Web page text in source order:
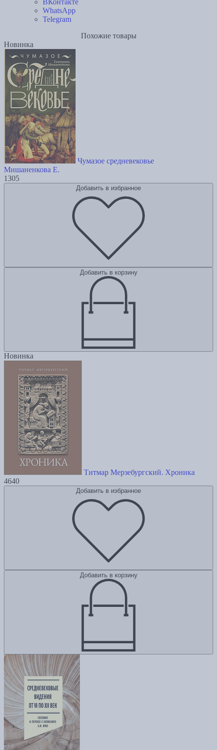
ВКонтакте
WhatsApp
Telegram
Похожие товары
Новинка
Чумазое средневековье
Мишаненкова Е.
1305
Добавить в избранное
Добавить в корзину
Новинка
Титмар Мерзебургский. Хроника
4640
Добавить в избранное
Добавить в корзину